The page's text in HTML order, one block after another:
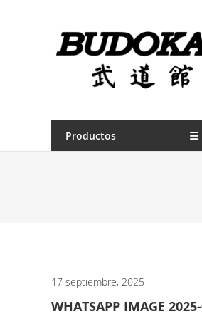
Indumentaria
para
artes
marciales
Todo
lo
marciales.
Productos
17 septiembre, 2025
WHATSAPP IMAGE